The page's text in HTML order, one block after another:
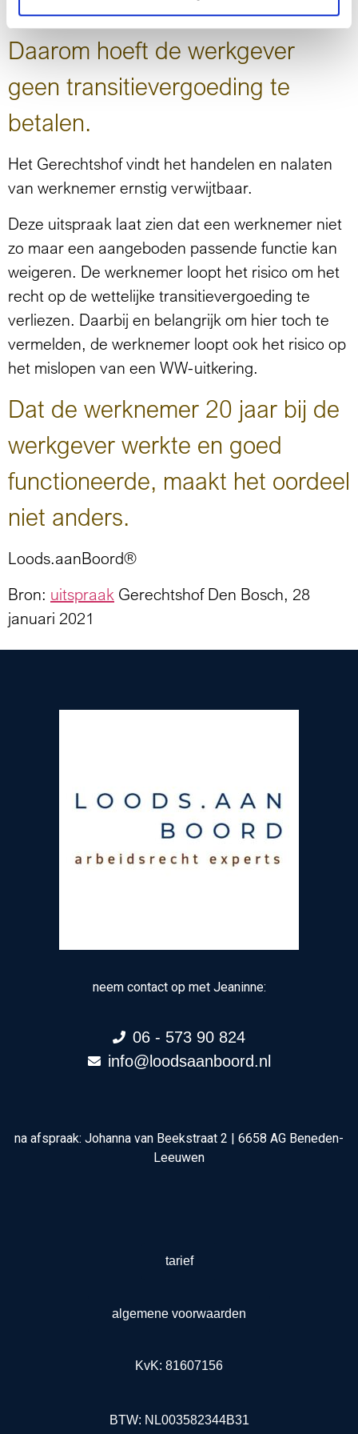
Daarom hoeft de werkgever
geen transitievergoeding te
betalen.
Het Gerechtshof vindt het handelen en nalaten
van werknemer ernstig verwijtbaar.
Deze uitspraak laat zien dat een werknemer niet
zo maar een aangeboden passende functie kan
weigeren. De werknemer loopt het risico om het
recht op de wettelijke transitievergoeding te
verliezen. Daarbij en belangrijk om hier toch te
vermelden, de werknemer loopt ook het risico op
het mislopen van een WW-uitkering.
Dat de werknemer 20 jaar bij de
werkgever werkte en goed
functioneerde, maakt het oordeel
niet anders.
Loods.aanBoord®
Bron: uitspraak Gerechtshof Den Bosch, 28
januari 2021
neem contact op met Jeaninne:
06 - 573 90 824
info@loodsaanboord.nl
na afspraak: Johanna van Beekstraat 2 | 6658 AG Beneden-
Leeuwen
tarief
algemene voorwaarden
KvK: 81607156
BTW: NL003582344B31